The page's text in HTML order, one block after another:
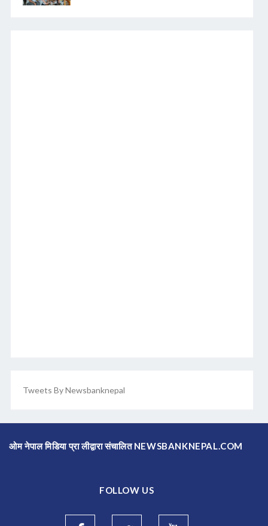
Tweets By Newsbanknepal
ओम नेपाल मिडिया प्रा लीद्वारा संचालित NEWSBANKNEPAL.COM
FOLLOW US